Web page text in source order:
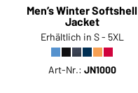
Men’s Winter Softshell
Jacket
Erhältlich in S - 5XL
Art-Nr.: JN1000